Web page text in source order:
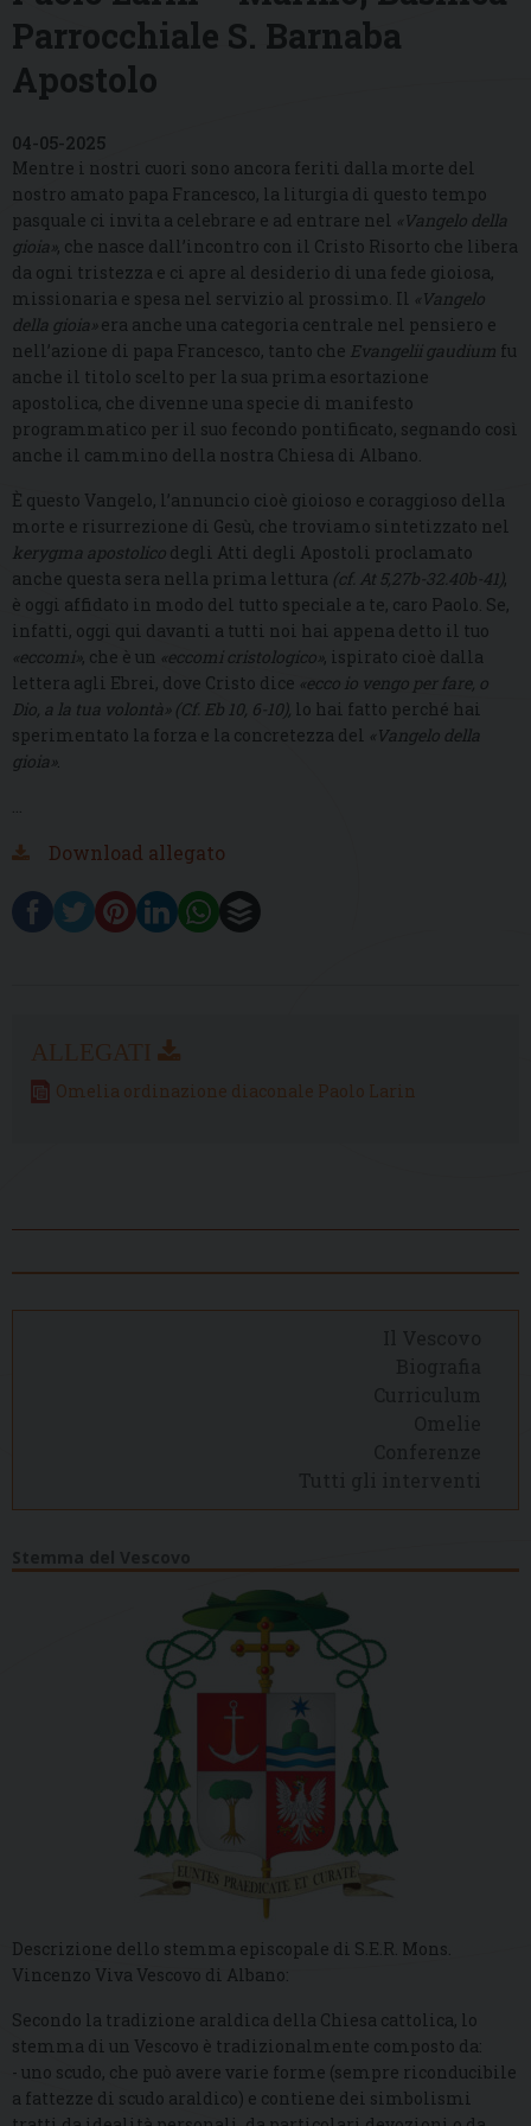
Parrocchiale S. Barnaba
Apostolo
04-05-2025
Mentre i nostri cuori sono ancora feriti dalla morte del
nostro amato papa Francesco, la liturgia di questo tempo
pasquale ci invita a celebrare e ad entrare nel «Vangelo della
gioia», che nasce dall’incontro con il Cristo Risorto che libera
da ogni tristezza e ci apre al desiderio di una fede gioiosa,
missionaria e spesa nel servizio al prossimo. Il «Vangelo
della gioia» era anche una categoria centrale nel pensiero e
nell’azione di papa Francesco, tanto che Evangelii gaudium fu
anche il titolo scelto per la sua prima esortazione
apostolica, che divenne una specie di manifesto
programmatico per il suo fecondo pontificato, segnando così
anche il cammino della nostra Chiesa di Albano.
È questo Vangelo, l’annuncio cioè gioioso e coraggioso della
morte e risurrezione di Gesù, che troviamo sintetizzato nel
kerygma apostolico degli Atti degli Apostoli proclamato
anche questa sera nella prima lettura (cf. At 5,27b-32.40b-41),
è oggi affidato in modo del tutto speciale a te, caro Paolo. Se,
infatti, oggi qui davanti a tutti noi hai appena detto il tuo
«eccomi», che è un «eccomi cristologico», ispirato cioè dalla
lettera agli Ebrei, dove Cristo dice «ecco io vengo per fare, o
Dio, a la tua volontà» (Cf. Eb 10, 6-10), lo hai fatto perché hai
sperimentato la forza e la concretezza del «Vangelo della
gioia».
…
Download allegato
Omelia ordinazione diaconale Paolo Larin
Descrizione dello stemma episcopale di S.E.R. Mons.
Vincenzo Viva Vescovo di Albano:
Secondo la tradizione araldica della Chiesa cattolica, lo
stemma di un Vescovo è tradizionalmente composto da:
- uno scudo, che può avere varie forme (sempre riconducibile
a fattezze di scudo araldico) e contiene dei simbolismi